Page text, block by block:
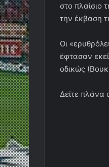
στο πλαίσιο
την έκβαση
Οι
έφτασαν
οδικώς
Δείτε πλάνα